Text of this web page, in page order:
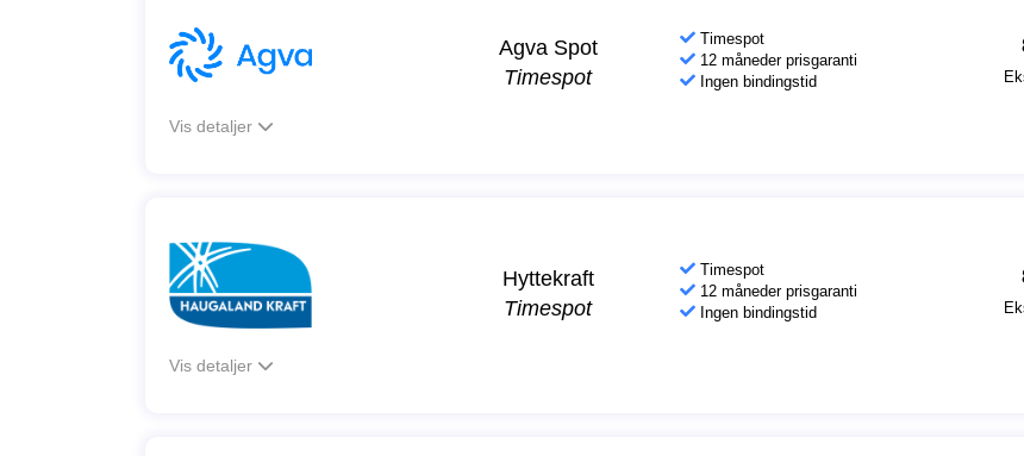
Agva Spot
Timespot
Timespot
12 måneder prisgaranti
Ingen bindingstid
Vis detaljer
Hyttekraft
Timespot
Timespot
12 måneder prisgaranti
Ingen bindingstid
Vis detaljer